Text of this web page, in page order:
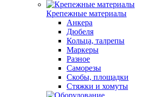
Крепежные материалы
Анкера
Дюбеля
Кольца, талрепы
Маркеры
Разное
Саморезы
Скобы, площадки
Стяжки и хомуты